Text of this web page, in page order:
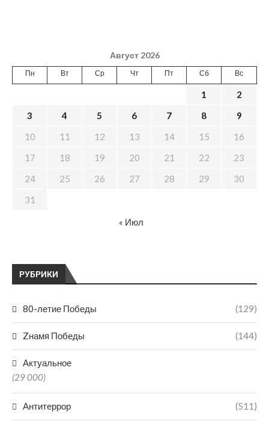
РУБРИКИ
80-летие Победы (129)
Zнамя Победы (144)
Актуальное
(29 000)
Антитеррор (511)
Август 2026
Пн Вт Ср Чт Пт Сб Вс
1
2
3
4 5 6 7 8
9
10
11 12 13 14 15
16
17
18 19 20 21 22
23
24
25 26 27 28 29
30
31
« Июл